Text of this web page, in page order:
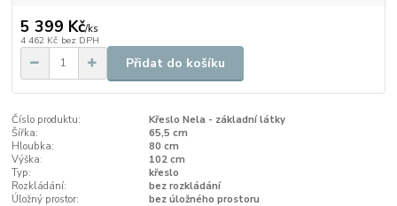
5 399 Kč/ks
4 462 Kč bez DPH
Přidat do košíku
Číslo produktu:
Křeslo Nela - základní látky
Šířka:
65,5 cm
Hloubka:
80 cm
Výška:
102 cm
Typ:
křeslo
Rozkládání:
bez rozkládání
Úložný prostor:
bez úložného prostoru